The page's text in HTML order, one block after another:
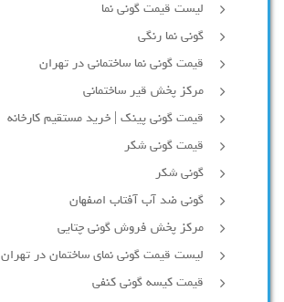
لیست قیمت گونی نما
گونی نما رنگی
قیمت گونی نما ساختمانی در تهران
مرکز پخش قیر ساختمانی
قیمت گونی پینک | خرید مستقیم کارخانه
قیمت گونی شکر
گونی شکر
گونی ضد آب آفتاب اصفهان
مرکز پخش فروش گونی چتایی
لیست قیمت گونی نمای ساختمان در تهران
قیمت کیسه گونی کنفی